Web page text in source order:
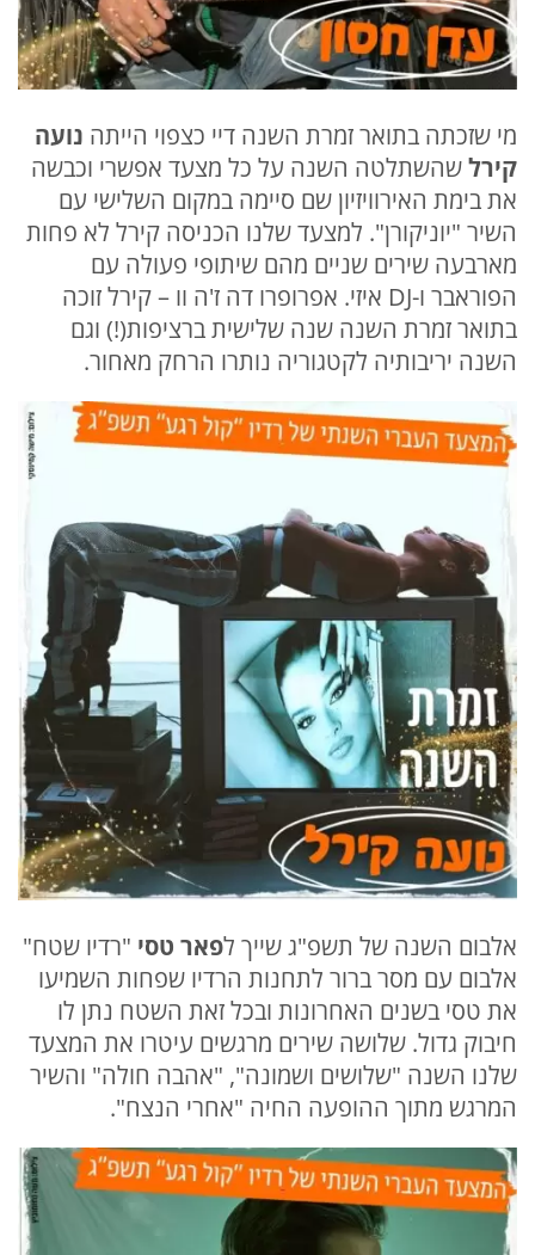
מי שזכתה בתואר זמרת השנה דיי כצפוי הייתה נועה
קירלשהשתלטה השנה על כל מצעד אפשרי וכבשה
את בימת האירוויזיון שם סיימה במקום השלישי עם
השיר "יוניקורן". למצעד שלנו הכניסה קירל לא פחות
מארבעה שירים שניים מהם שיתופי פעולה עם
הפוראבר ו-DJ איזי. אפרופרו דה ז'ה וו – קירל זוכה
בתואר זמרת השנה שנה שלישית ברציפות(!) וגם
השנה יריבותיה לקטגוריה נותרו הרחק מאחור.
אלבום השנה של תשפ"ג שייך לפאר טסי "רדיו שטח"
אלבום עם מסר ברור לתחנות הרדיו שפחות השמיעו
את טסי בשנים האחרונות ובכל זאת השטח נתן לו
חיבוק גדול. שלושה שירים מרגשים עיטרו את המצעד
שלנו השנה "שלושים ושמונה", "אהבה חולה" והשיר
המרגש מתוך ההופעה החיה "אחרי הנצח".